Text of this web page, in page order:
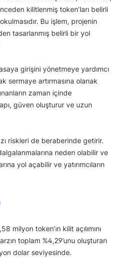
kilitlenmiş token’ları belirli
Bu işlem, projenin
tasarlanmış belirli bir yol
girişini yönetmeye yardımcı
sermaye artırmasına olanak
zaman içinde
güven oluşturur ve uzun
riskleri de beraberinde getirir.
neden olabilir ve
yol açabilir ve yatırımcıların
milyon token’ın kilit açılımını
toplam %4,29’unu oluşturan
dolar seviyesinde.